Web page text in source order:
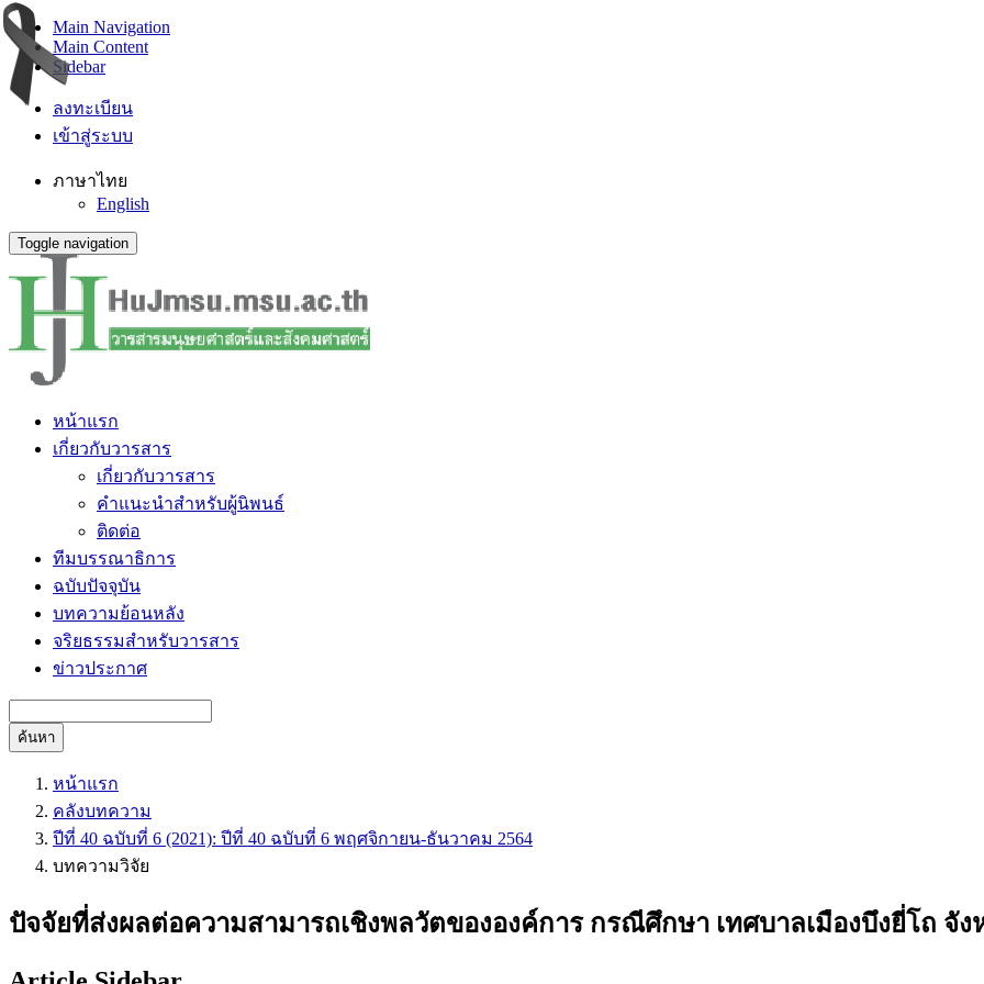
Main Navigation
Main Content
Sidebar
ลงทะเบียน
เข้าสู่ระบบ
ภาษาไทย
English
Toggle navigation
หน้าแรก
เกี่ยวกับวารสาร
เกี่ยวกับวารสาร
คำแนะนำสำหรับผู้นิพนธ์
ติดต่อ
ทีมบรรณาธิการ
ฉบับปัจจุบัน
บทความย้อนหลัง
จริยธรรมสำหรับวารสาร
ข่าวประกาศ
ค้นหา
หน้าแรก
คลังบทความ
ปีที่ 40 ฉบับที่ 6 (2021): ปีที่ 40 ฉบับที่ 6 พฤศจิกายน-ธันวาคม 2564
บทความวิจัย
ปัจจัยที่ส่งผลต่อความสามารถเชิงพลวัตขององค์การ กรณีศึกษา เทศบาลเมืองบึงยี่โถ จั